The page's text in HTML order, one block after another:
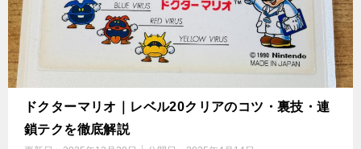
ドクターマリオ｜レベル20クリアのコツ・裏技・連
鎖テクを徹底解説